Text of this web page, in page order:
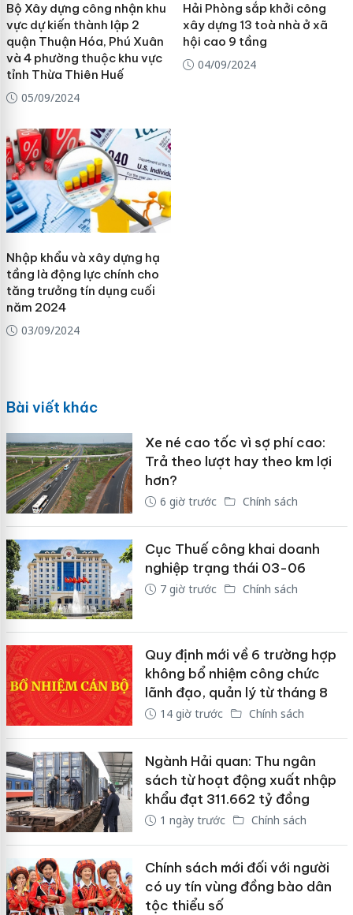
Bộ Xây dựng công nhận khu
vực dự kiến thành lập 2
quận Thuận Hóa, Phú Xuân
và 4 phường thuộc khu vực
tỉnh Thừa Thiên Huế
05/09/2024
Hải Phòng sắp khởi công
xây dựng 13 toà nhà ở xã
hội cao 9 tầng
04/09/2024
Nhập khẩu và xây dựng hạ
tầng là động lực chính cho
tăng trưởng tín dụng cuối
năm 2024
03/09/2024
Bài viết khác
Xe né cao tốc vì sợ phí cao:
Trả theo lượt hay theo km lợi
hơn?
6 giờ trước Chính sách
Cục Thuế công khai doanh
nghiệp trạng thái 03-06
7 giờ trước Chính sách
Quy định mới về 6 trường hợp
không bổ nhiệm công chức
lãnh đạo, quản lý từ tháng 8
14 giờ trước Chính sách
Ngành Hải quan: Thu ngân
sách từ hoạt động xuất nhập
khẩu đạt 311.662 tỷ đồng
1 ngày trước Chính sách
Chính sách mới đối với người
có uy tín vùng đồng bào dân
tộc thiểu số